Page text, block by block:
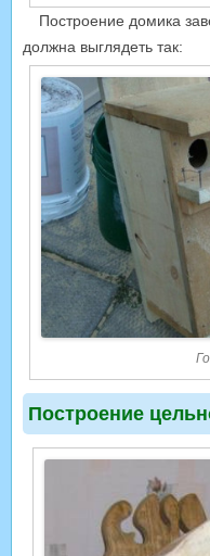
Построение домика
должна выглядеть так:
Построение